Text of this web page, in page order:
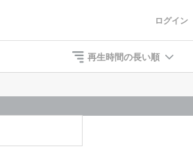
ログイン
再生時間の長い順